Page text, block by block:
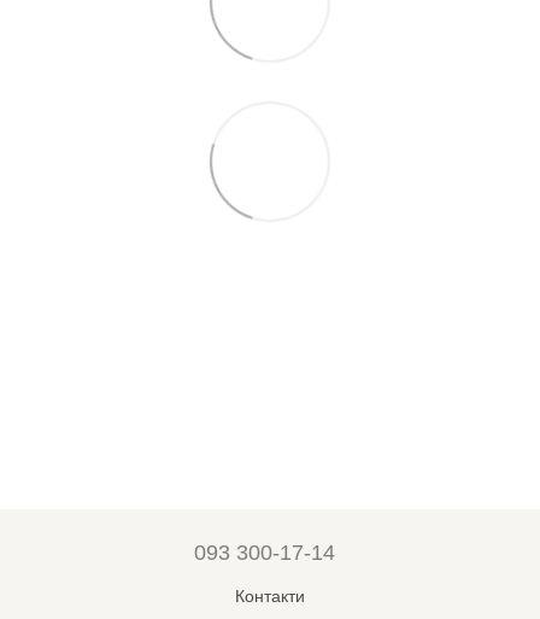
093 300-17-14
Контакти